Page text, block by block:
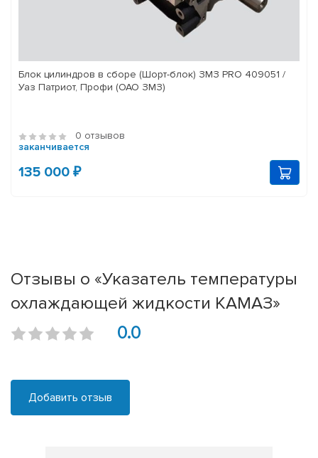
Блок цилиндров в сборе (Шорт-блок) ЗМЗ PRO 409051 /
Уаз Патриот, Профи (ОАО ЗМЗ)
0 отзывов
заканчивается
135 000 ₽
Отзывы о «Указатель температуры
охлаждающей жидкости КАМАЗ»
0.0
Добавить отзыв